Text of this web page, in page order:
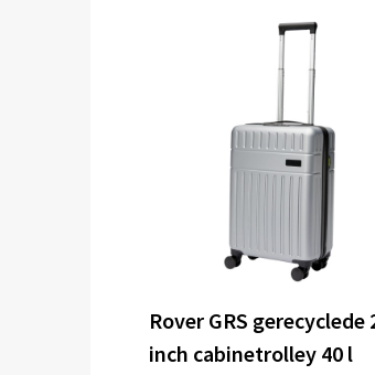
Rover GRS gerecyclede
inch cabinetrolley 40 l